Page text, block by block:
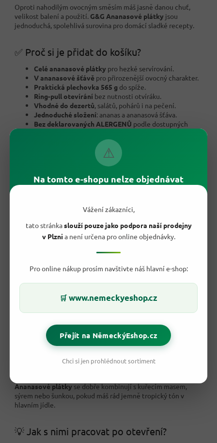
⚠
Na tomto e-shopu nelze objednávat
Vážení zákazníci,
tato stránkaslouží pouze jako podpora naší prodejny
v Plznia není určena pro online objednávky.
Pro online nákup prosím navštivte náš hlavní e-shop:
🛒 www.nemeckyeshop.cz
Přejít na NěmeckýEshop.cz
Chci si jen prohlédnout sortiment
Oproti nahodilým ovocným směsím máš jasně danou chuť,
velikost balení a použití. G&G Ananasové plátky jsou
jednoduchá, spolehlivá surovina pro domácí sladké recepty.
✅ Proč si je přidat do košíku?
Celé ananasové plátky pro hezké servírování.
V ananasové šťávě pro přirozenější ovocný charakter.
Praktická plechovka 565 g do spíže.
Ring-pull otevírání bez nutnosti otvíráku.
Vhodné do dezertů, salátů, pohárů i na pečení.
Jednoduché složení: ananas a ananasová šťáva.
Bez deklarovaných ALERGENŮ podle dostupných
Privátní značka EDEKA pro každodenní nákup.
🥣 Kde ananasové plátky využiješ nejlépe?
Nejvíc se hodí do ovocných salátů, jogurtových pohárů,
dortových krémů, bublanin, koláčů a nepečených dezertů.
Jeden plátek může posloužit i jako rychlá dekorace na
zmrzlinový pohárnebo domácí palačinku.
Ananasové plátkyse dobře kombinují s kuřecím masem,
sýrem nebo šunkou, pokud máš rád jemně tropický tón v
hlavním jídle.
💡 Jak s nimi pracovat po otevření?